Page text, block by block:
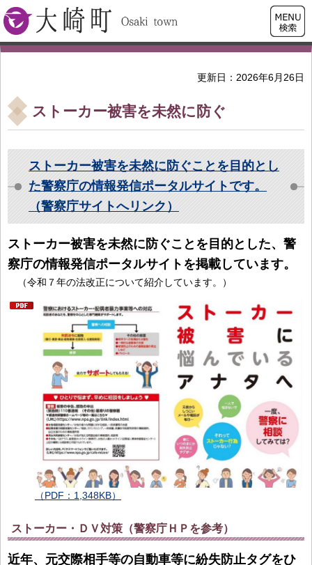
大崎町
検索・
共通メ
ニュー
更新日：2026年6月26日
ストーカー被害を未然に防ぐ
ストーカー被害を未然に防ぐことを目的とし
た警察庁の情報発信ポータルサイトです。
（警察庁サイトへリンク）
ストーカー被害を未然に防ぐことを目的とした、警
察庁の情報発信ポータルサイトを掲載しています。
（令和７年の法改正について紹介しています。）
（PDF：1,348KB）
ストーカー・ＤＶ対策（警察庁ＨＰを参考）
近年、元交際相手等の自動車等に紛失防止タグをひ